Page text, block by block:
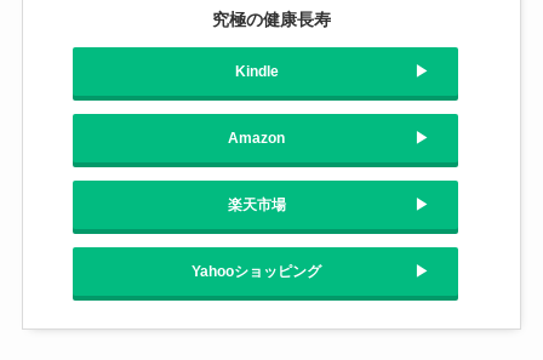
究極の健康長寿
Kindle
Amazon
楽天市場
Yahooショッピング